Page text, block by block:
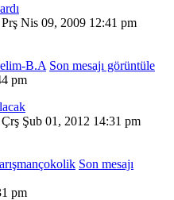
Prş Nis 09, 2009 12:41 pm
B.A Son mesajı görüntüle
pm
Çrş Şub 01, 2012 14:31 pm
Son mesajı
pm